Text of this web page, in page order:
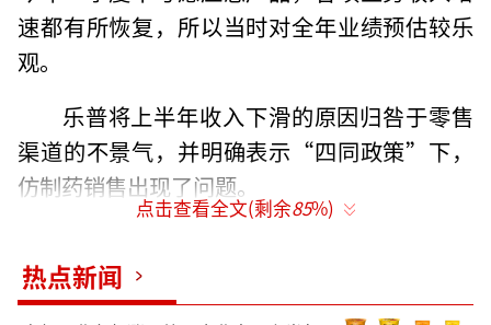
速都有所恢复，所以当时对全年业绩预估较乐
观。
乐普将上半年收入下滑的原因归咎于零售
渠道的不景气，并明确表示“四同政策”下，
仿制药销售出现了问题。
乐普医疗的药品板块主要是心血管疾病用
点击查看全文(剩余85%)
热点新闻